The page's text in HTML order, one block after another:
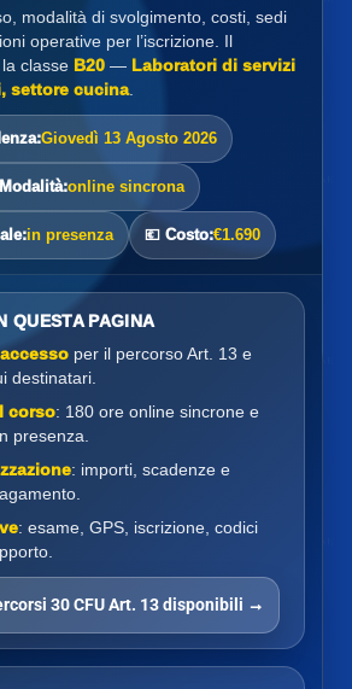
modalità di svolgimento, costi, sedi
operative per l’iscrizione. Il
classe B20 — Laboratori di servizi
settore cucina.
Giovedì 13 Agosto 2026
online sincrona
in presenza 💶 Costo:€1.690
QUESTA PAGINA
per il percorso Art. 13 e
destinatari.
corso: 180 ore online sincrone e
presenza.
: importi, scadenze e
: esame, GPS, iscrizione, codici
30 CFU Art. 13 disponibili →